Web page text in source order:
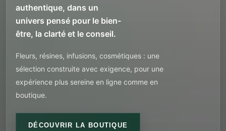
authentique, dans un
univers pensé pour le bien-
être, la clarté et le conseil.
Fleurs, résines, infusions, cosmétiques : une
sélection construite avec exigence, pour une
expérience plus sereine en ligne comme en
boutique.
DÉCOUVRIR LA BOUTIQUE